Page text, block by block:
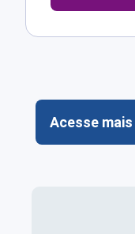
Acesse